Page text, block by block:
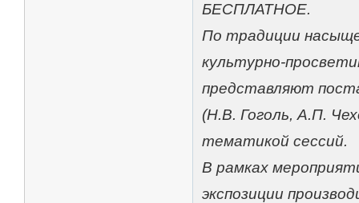
БЕСПЛАТНОЕ.
По традиции
культурно-
представляют
(Н.В. Гоголь, А.П.
тематикой сессий.
В рамках
экспозиции